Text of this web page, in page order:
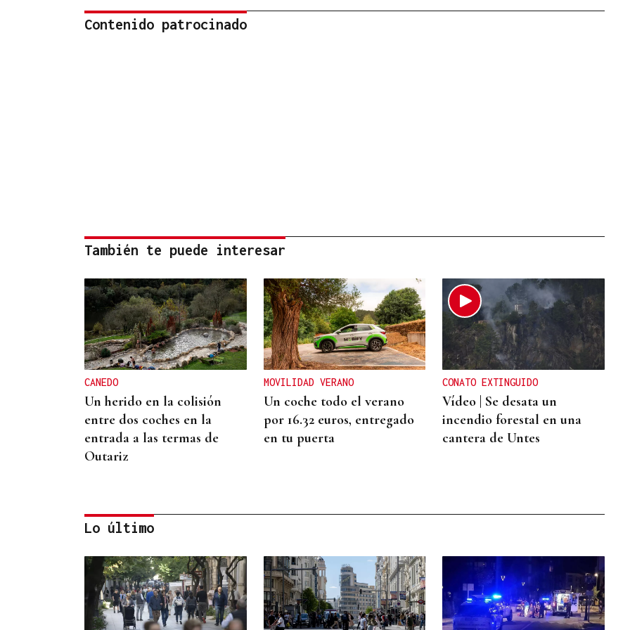
Contenido patrocinado
También te puede interesar
CANEDO
Un herido en la colisión
entre dos coches en la
entrada a las termas de
Outariz
MOVILIDAD VERANO
Un coche todo el verano
por 16.32 euros, entregado
en tu puerta
CONATO EXTINGUIDO
Vídeo | Se desata un
incendio forestal en una
cantera de Untes
ENTREVISTA
Jorge Vázquez: "Nuestro
objetivo a 2028 es crecer
Lo último